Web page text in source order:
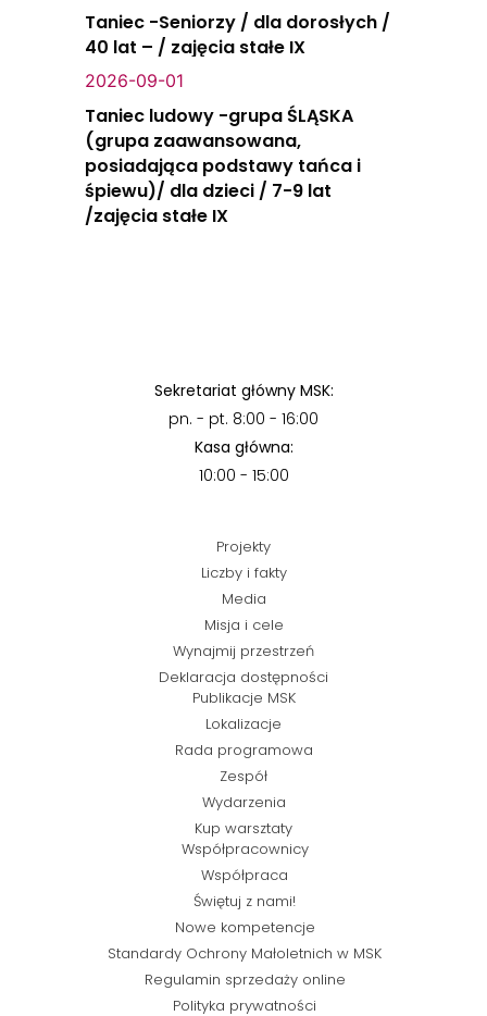
Taniec -Seniorzy / dla dorosłych /
40 lat – / zajęcia stałe IX
2026-09-01
Taniec ludowy -grupa ŚLĄSKA
(grupa zaawansowana,
posiadająca podstawy tańca i
śpiewu)/ dla dzieci / 7-9 lat
/zajęcia stałe IX
Sekretariat główny MSK:
pn. - pt. 8:00 - 16:00
Kasa główna:
10:00 - 15:00
Projekty
Liczby i fakty
Media
Misja i cele
Wynajmij przestrzeń
Deklaracja dostępności
Publikacje MSK
Lokalizacje
Rada programowa
Zespół
Wydarzenia
Kup warsztaty
Współpracownicy
Współpraca
Świętuj z nami!
Nowe kompetencje
Standardy Ochrony Małoletnich w MSK
Regulamin sprzedaży online
Polityka prywatności